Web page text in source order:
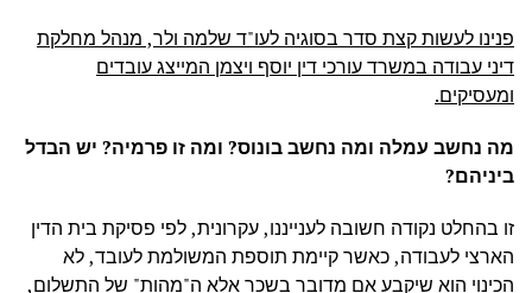
פנינו לעשות קצת סדר בסוגיה לעו"ד שלמה ולר, מנהל מחלקת
דיני עבודה במשרד עורכי דין יוסף ויצמן המייצג עובדים
ומעסיקים.
מה נחשב עמלה ומה נחשב בונוס? ומה זו פרמיה? יש הבדל
ביניהם?
זו בהחלט נקודה חשובה לענייננו, עקרונית, לפי פסיקת בית הדין
הארצי לעבודה, כאשר קיימת תוספת המשולמת לעובד, לא
הכינוי הוא שיקבע אם מדובר בשכר אלא ה"מהות" של התשלום,